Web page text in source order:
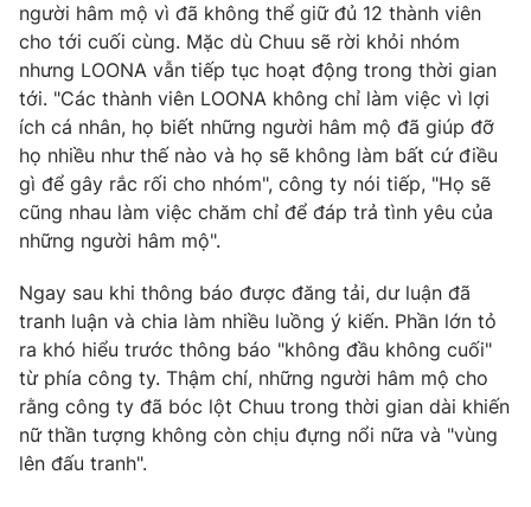
THỜI BÁO VTV
Theo dõi báo trên
Cơ quan báo chí:Thời báo VTV
Giấy phép hoạt động báo in và báo điện tử số 483/GP-BTTTT
cấp ngày 29/12/2023
Tổng Biên tập:
Vũ Thanh Thủy
Phó Tổng Biên tập:Nguyễn Thị Mỹ Hạnh, Phạm Quốc Thắng,
Nguyễn Trọng Ninh
người hâm mộ vì đã không thể giữ đủ 12 thành viên
cho tới cuối cùng. Mặc dù Chuu sẽ rời khỏi nhóm
nhưng LOONA vẫn tiếp tục hoạt động trong thời gian
tới. "Các thành viên LOONA không chỉ làm việc vì lợi
ích cá nhân, họ biết những người hâm mộ đã giúp đỡ
họ nhiều như thế nào và họ sẽ không làm bất cứ điều
gì để gây rắc rối cho nhóm", công ty nói tiếp, "Họ sẽ
cũng nhau làm việc chăm chỉ để đáp trả tình yêu của
những người hâm mộ".
Ngay sau khi thông báo được đăng tải, dư luận đã
tranh luận và chia làm nhiều luồng ý kiến. Phần lớn tỏ
ra khó hiểu trước thông báo "không đầu không cuối"
từ phía công ty. Thậm chí, những người hâm mộ cho
rằng công ty đã bóc lột Chuu trong thời gian dài khiến
nữ thần tượng không còn chịu đựng nổi nữa và "vùng
lên đấu tranh".